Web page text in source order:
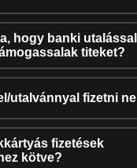
hogy banki
titeket?
utalvánnyal fizetni
fizetések
kötve?